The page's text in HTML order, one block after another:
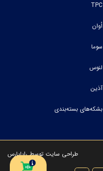
TPC
اُوان
سوما
لنوس
آذین
بشکه‌های بسته‌بندی
طراحی سایت توسطرایاپارس